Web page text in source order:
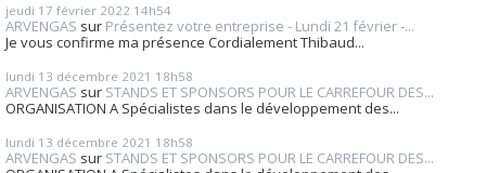
jeudi 17 février 2022 14h54
ARVENGAS sur Présentez votre entreprise - Lundi 21 février -...
Je vous confirme ma présence Cordialement Thibaud...
lundi 13 décembre 2021 18h58
ARVENGAS sur STANDS ET SPONSORS POUR LE CARREFOUR DES...
ORGANISATION A Spécialistes dans le développement des...
lundi 13 décembre 2021 18h58
ARVENGAS sur STANDS ET SPONSORS POUR LE CARREFOUR DES...